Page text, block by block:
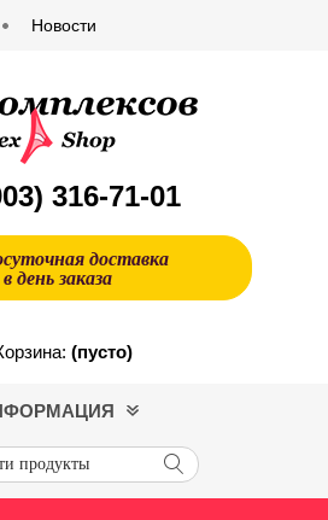
Новости
316-71-01
доставка
в день заказа
(пусто)